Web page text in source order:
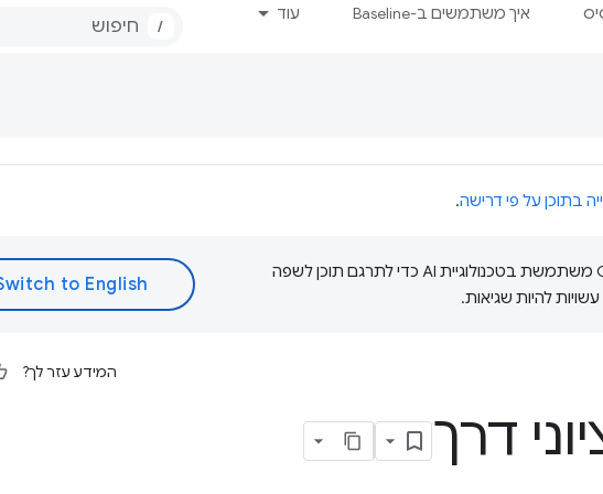
איך משתמשים ב-Baseline עוד
/
בתוכן על פי דרישה.
‫Google משתמשת בטכנולוגיית AI כדי לתרגם תוכן לשפה
להיות שגיאות.
המידע עזר לך?
דרך